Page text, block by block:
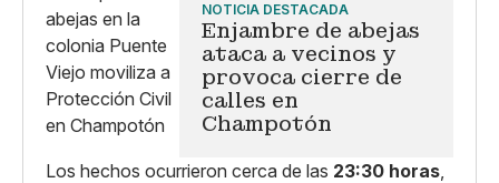
NOTICIA DESTACADA
Enjambre de abejas
ataca a vecinos y
provoca cierre de
calles en
Champotón
Los hechos ocurrieron cerca de las 23:30 horas,